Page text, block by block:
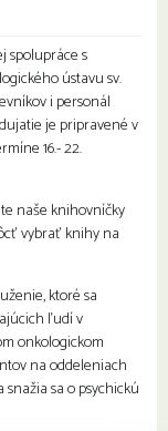
spolupráce s
ústavu sv.
i personál
je pripravené v
16.- 22.
naše knihovníčky
vybrať knihy na
ktoré sa
ľudí v
onkologickom
na oddeleniach
sa o psychickú